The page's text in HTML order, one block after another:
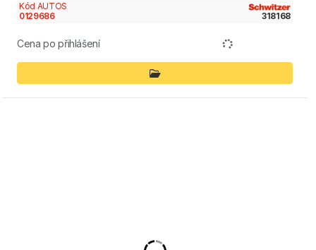
Kód AUTOS
0129686
318168
Cena po přihlášení